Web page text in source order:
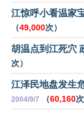
江惊呼小看温家
（49,000次）
胡温点到江死穴
次）
江泽民地盘发生
2004/9/7 （60,160次